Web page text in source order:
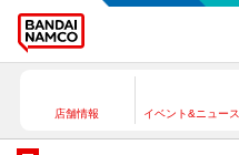
店舗情報 イベント&ニュース